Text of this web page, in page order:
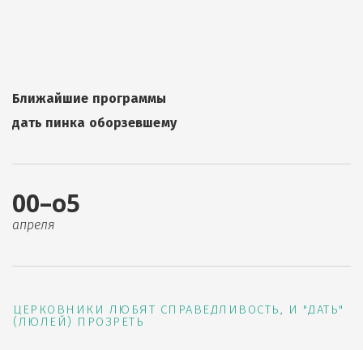
Ближайшие программы
дать пинка оборзевшему
00–о5
апреля
ЦЕРКОВНИКИ ЛЮБЯТ СПРАВЕДЛИВОСТЬ, И "ДАТЬ"
(ЛЮЛЕЙ) ПРОЗРЕТЬ